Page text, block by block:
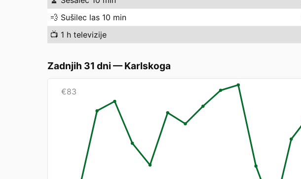
💨 Sušilec las 10 min
📺 1 h televizije
Zadnjih 31 dni —Karlskoga
€83